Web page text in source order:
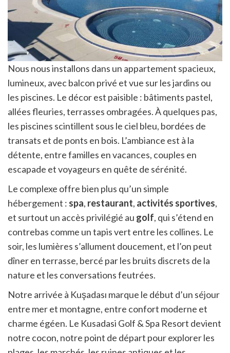
Nous nous installons dans un appartement spacieux,
lumineux, avec balcon privé et vue sur les jardins ou
les piscines. Le décor est paisible : bâtiments pastel,
allées fleuries, terrasses ombragées. À quelques pas,
les piscines scintillent sous le ciel bleu, bordées de
transats et de ponts en bois. L’ambiance est à la
détente, entre familles en vacances, couples en
escapade et voyageurs en quête de sérénité.
Le complexe offre bien plus qu’un simple
hébergement : spa, restaurant, activités sportives,
et surtout un accès privilégié au golf, qui s’étend en
contrebas comme un tapis vert entre les collines. Le
soir, les lumières s’allument doucement, et l’on peut
dîner en terrasse, bercé par les bruits discrets de la
nature et les conversations feutrées.
Notre arrivée à Kuşadası marque le début d’un séjour
entre mer et montagne, entre confort moderne et
charme égéen. Le Kusadasi Golf & Spa Resort devient
notre cocon, notre point de départ pour explorer les